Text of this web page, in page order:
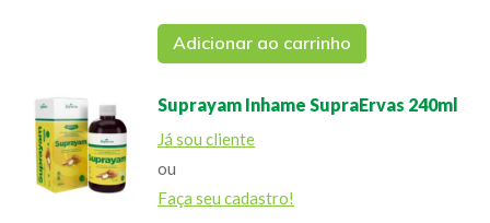
Adicionar ao carrinho
Suprayam Inhame SupraErvas 240ml
Já sou cliente
ou
Faça seu cadastro!